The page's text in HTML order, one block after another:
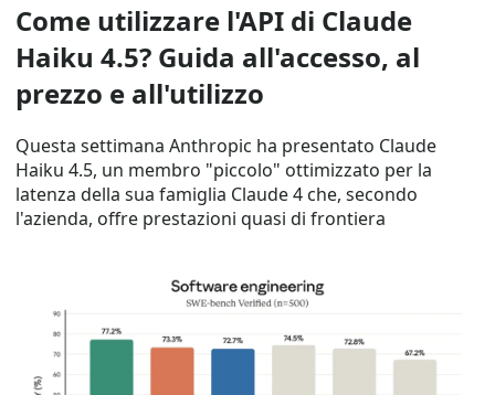
Come utilizzare l'API di Claude
Haiku 4.5? Guida all'accesso, al
prezzo e all'utilizzo
Questa settimana Anthropic ha presentato Claude
Haiku 4.5, un membro "piccolo" ottimizzato per la
latenza della sua famiglia Claude 4 che, secondo
l'azienda, offre prestazioni quasi di frontiera